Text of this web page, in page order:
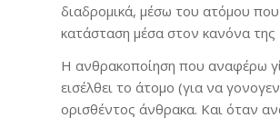
διαδρομικά, μέσω του ατόμου
κατάσταση μέσα στον κανόνα της
Η ανθρακοποίηση που αναφέρω
εισέλθει το άτομο (για να
ορισθέντος άνθρακα. Και όταν